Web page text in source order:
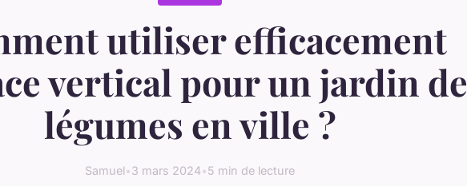
utiliser efficacement
vertical pour un jardin de
légumes en ville ?
Samuel•3 mars 2024•5 min de lecture